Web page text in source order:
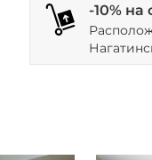
-10% на